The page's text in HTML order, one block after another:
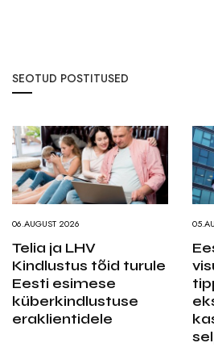
SEOTUD POSTITUSED
06.AUGUST 2026
Telia ja LHV
Kindlustus tõid turule
Eesti esimese
küberkindlustuse
eraklientidele